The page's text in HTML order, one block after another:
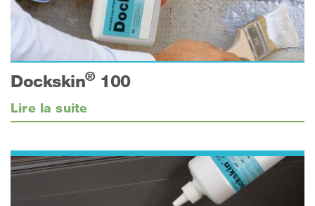
Dockskin®100
Lire la suite